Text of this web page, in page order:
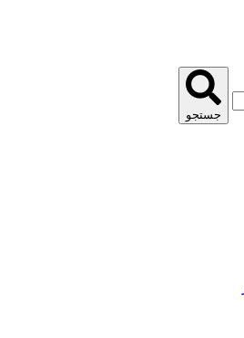
جستجو